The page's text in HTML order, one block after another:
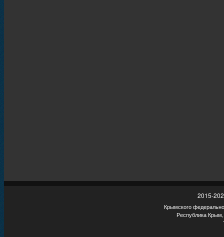
2015-
Крымского
Республика